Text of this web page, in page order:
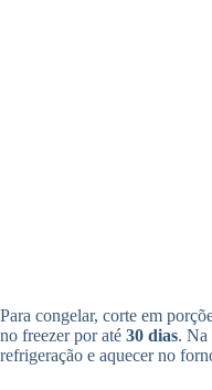
Para congelar, corte em
no freezer por até 30 dias. Na
refrigeração e aquecer no